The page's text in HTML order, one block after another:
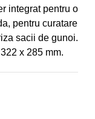
integrat pentru o
pentru curatare
sacii de gunoi.
x 285 mm.